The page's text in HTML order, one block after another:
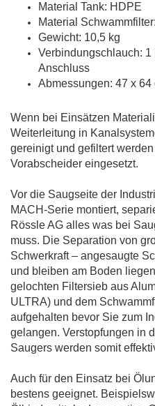
Material Tank: HDPE
Material
Gewicht: 10,5 kg
Verbindungschlauch: 1
Anschluss
Abmessungen: 47 x
Wenn bei Einsätzen
Weiterleitung in
gereinigt und gefiltert
Vorabscheider eingesetzt.
Vor die Saugseite der
MACH-Serie montiert,
Rössle AG alles was bei
muss. Die Separation von
Schwerkraft – angesaugte
und bleiben am Boden
gelochten Filtersieb aus
ULTRA) und dem
aufgehalten bevor Sie zum
gelangen. Verstopfungen in
Saugers werden somit
Auch für den Einsatz bei
bestens geeignet.